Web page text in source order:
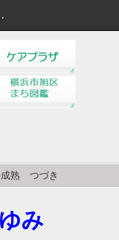
つづき
成熟 つづき
み